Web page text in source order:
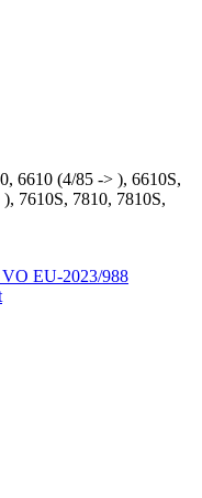
6610 (4/85 -> ), 6610S,
7610S, 7810, 7810S,
EU-2023/988